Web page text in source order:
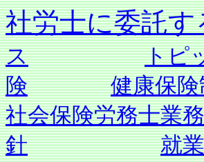
社労士に
ス
トピ
険
健康保
社会保険労務士業務
針
就